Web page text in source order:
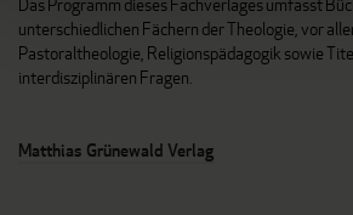
unterschiedlichen Fächern der Theologie, vor
Pastoraltheologie, Religionspädagogik sowie
interdisziplinären Fragen.
Matthias Grünewald Verlag